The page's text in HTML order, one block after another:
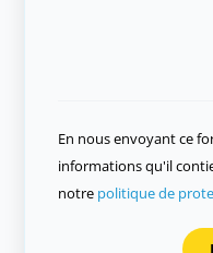
En nous envoyant ce
informations qu'il
notre politique de